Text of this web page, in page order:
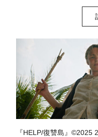
『HELP/復讐島』©2025